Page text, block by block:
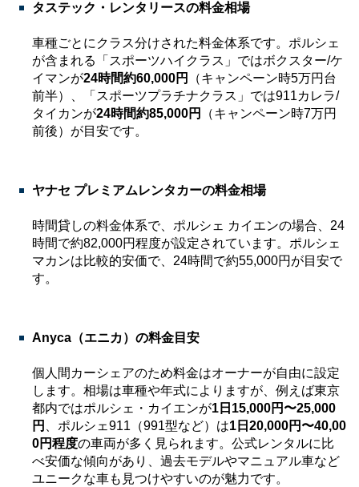
タステック・レンタリースの料金相場
車種ごとにクラス分けされた料金体系です。ポルシェ
が含まれる「スポーツハイクラス」ではボクスター/ケ
イマンが24時間約60,000円
（キャンペーン時5万円台
前半）、「スポーツプラチナクラス」では911カレラ/
タイカンが24時間約85,000円
（キャンペーン時7万円
前後）が目安です。
ヤナセ プレミアムレンタカーの料金相場
時間貸しの料金体系で、ポルシェ カイエンの場合、24
時間で約82,000円程度が設定されています。ポルシェ
マカンは比較的安価で、24時間で約55,000円が目安で
す。
Anyca（エニカ）の料金目安
個人間カーシェアのため料金はオーナーが自由に設定
します。相場は車種や年式によりますが、例えば東京
都内ではポルシェ・カイエンが1日15,000円〜25,000
円
、ポルシェ911（991型など）は1日20,000円〜40,00
0円程度の車両が多く見られます。公式レンタルに比
べ安価な傾向があり、過去モデルやマニュアル車など
ユニークな車も見つけやすいのが魅力です。